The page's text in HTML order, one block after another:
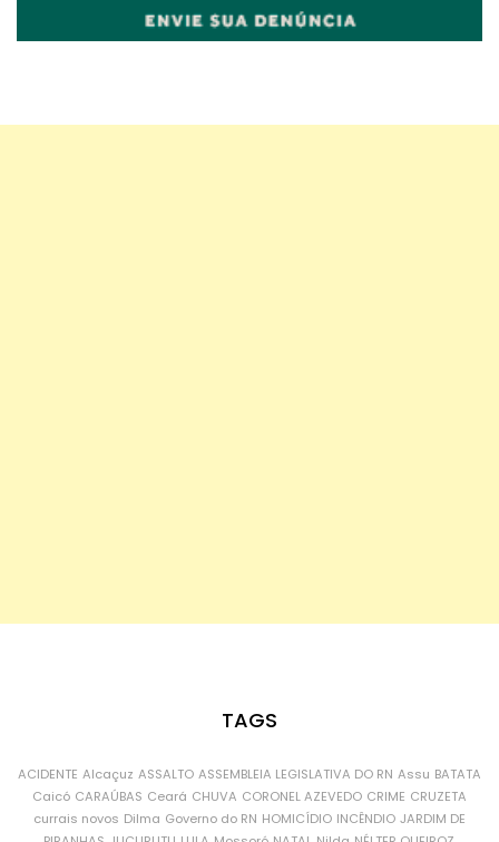
TAGS
ACIDENTE Alcaçuz ASSALTO ASSEMBLEIA LEGISLATIVA DO RN Assu BATATA
Caicó CARAÚBAS Ceará CHUVA CORONEL AZEVEDO CRIME CRUZETA
currais novos Dilma Governo do RN HOMICÍDIO INCÊNDIO JARDIM DE